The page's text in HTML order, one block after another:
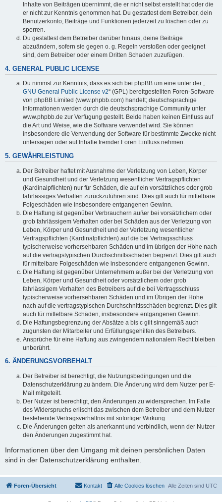
Inhalte von Beiträgen übernimmt, die er nicht selbst erstellt hat oder die
er nicht zur Kenntnis genommen hat. Du gestattest dem Betreiber, dein
Benutzerkonto, Beiträge und Funktionen jederzeit zu löschen oder zu
sperren.
Du gestattest dem Betreiber darüber hinaus, deine Beiträge
abzuändern, sofern sie gegen o. g. Regeln verstoßen oder geeignet
sind, dem Betreiber oder einem Dritten Schaden zuzufügen.
4. GENERAL PUBLIC LICENSE
Du nimmst zur Kenntnis, dass es sich bei phpBB um eine unter der „
GNU General Public License v2“ (GPL) bereitgestellten Foren-Software
von phpBB Limited (www.phpbb.com) handelt; deutschsprachige
Informationen werden durch die deutschsprachige Community unter
www.phpbb.de zur Verfügung gestellt. Beide haben keinen Einfluss auf
die Art und Weise, wie die Software verwendet wird. Sie können
insbesondere die Verwendung der Software für bestimmte Zwecke nicht
untersagen oder auf Inhalte fremder Foren Einfluss nehmen.
5. GEWÄHRLEISTUNG
Der Betreiber haftet mit Ausnahme der Verletzung von Leben, Körper
und Gesundheit und der Verletzung wesentlicher Vertragspflichten
(Kardinalpflichten) nur für Schäden, die auf ein vorsätzliches oder grob
fahrlässiges Verhalten zurückzuführen sind. Dies gilt auch für mittelbare
Folgeschäden wie insbesondere entgangenen Gewinn.
Die Haftung ist gegenüber Verbrauchern außer bei vorsätzlichem oder
grob fahrlässigem Verhalten oder bei Schäden aus der Verletzung von
Leben, Körper und Gesundheit und der Verletzung wesentlicher
Vertragspflichten (Kardinalpflichten) auf die bei Vertragsschluss
typischerweise vorhersehbaren Schäden und im übrigen der Höhe nach
auf die vertragstypischen Durchschnittsschäden begrenzt. Dies gilt auch
für mittelbare Folgeschäden wie insbesondere entgangenen Gewinn.
Die Haftung ist gegenüber Unternehmern außer bei der Verletzung von
Leben, Körper und Gesundheit oder vorsätzlichem oder grob
fahrlässigem Verhalten des Betreibers auf die bei Vertragsschluss
typischerweise vorhersehbaren Schäden und im Übrigen der Höhe
nach auf die vertragstypischen Durchschnittsschäden begrenzt. Dies gilt
auch für mittelbare Schäden, insbesondere entgangenen Gewinn.
Die Haftungsbegrenzung der Absätze a bis c gilt sinngemäß auch
zugunsten der Mitarbeiter und Erfüllungsgehilfen des Betreibers.
Ansprüche für eine Haftung aus zwingendem nationalem Recht bleiben
unberührt.
6. ÄNDERUNGSVORBEHALT
Der Betreiber ist berechtigt, die Nutzungsbedingungen und die
Datenschutzerklärung zu ändern. Die Änderung wird dem Nutzer per E-
Mail mitgeteilt.
Der Nutzer ist berechtigt, den Änderungen zu widersprechen. Im Falle
des Widerspruchs erlischt das zwischen dem Betreiber und dem Nutzer
bestehende Vertragsverhältnis mit sofortiger Wirkung.
Die Änderungen gelten als anerkannt und verbindlich, wenn der Nutzer
den Änderungen zugestimmt hat.
Informationen über den Umgang mit deinen persönlichen Daten
sind in der Datenschutzerklärung enthalten.
Foren-Übersicht Alle Zeiten sind UTC
Alle Cookies löschen
Kontakt